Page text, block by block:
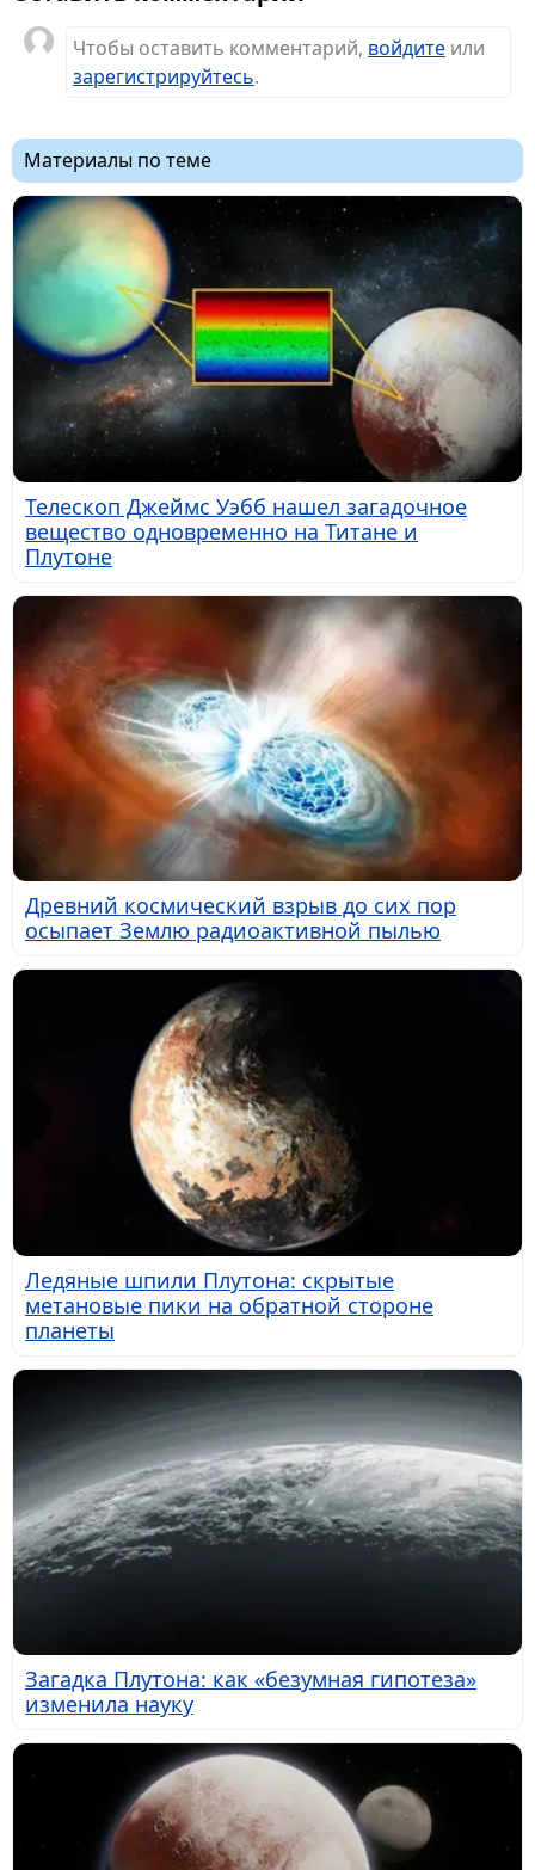
Чтобы оставить комментарий, войдите или
зарегистрируйтесь.
Материалы по теме
Телескоп Джеймс Уэбб нашел загадочное
вещество одновременно на Титане и
Плутоне
Древний космический взрыв до сих пор
осыпает Землю радиоактивной пылью
Ледяные шпили Плутона: скрытые
метановые пики на обратной стороне
планеты
Загадка Плутона: как «безумная гипотеза»
изменила науку